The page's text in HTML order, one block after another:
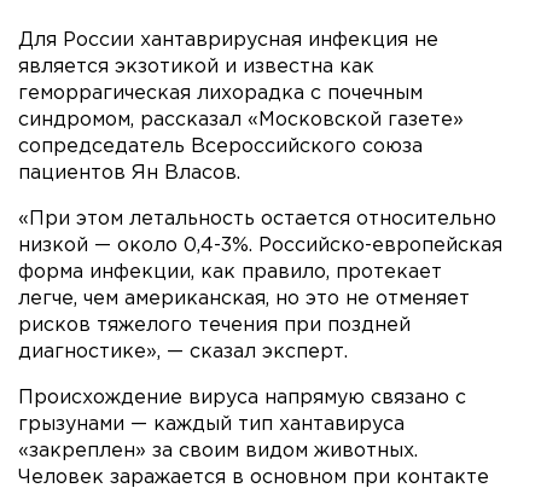
Для России хантаврирусная инфекция не
является экзотикой и известна как
геморрагическая лихорадка с почечным
синдромом, рассказал «Московской газете»
сопредседатель Всероссийского союза
пациентов Ян Власов.
«При этом летальность остается относительно
низкой — около 0,4-3%. Российско-европейская
форма инфекции, как правило, протекает
легче, чем американская, но это не отменяет
рисков тяжелого течения при поздней
диагностике», — сказал эксперт.
Происхождение вируса напрямую связано с
грызунами — каждый тип хантавируса
«закреплен» за своим видом животных.
Человек заражается в основном при контакте